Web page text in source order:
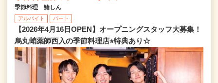
季節料理 鮨しん
アルバイト パート
【2026年4月16日OPEN】オープニングスタッフ大募集！
烏丸蛸薬師西入の季節料理店⭐︎特典あり☆